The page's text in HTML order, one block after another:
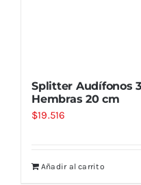
Splitter Audífonos
Hembras 20 cm
$19.516
Añadir al carrito